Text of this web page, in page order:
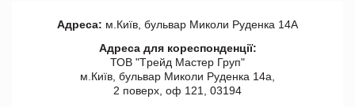
Адреса: м.Київ, бульвар Миколи Руденка 14А
Адреса для кореспонденції:
ТОВ "Tрейд Мастер Груп"
м.Київ, бульвар Миколи Руденка 14а,
2 поверх, оф 121, 03194